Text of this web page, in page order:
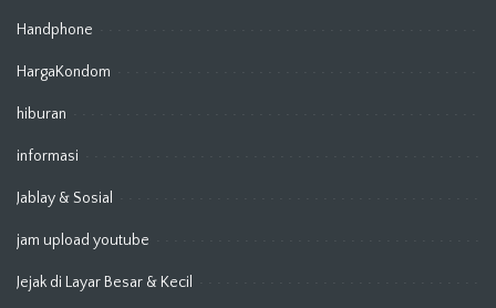
Handphone
HargaKondom
hiburan
informasi
Jablay & Sosial
jam upload youtube
Jejak di Layar Besar & Kecil